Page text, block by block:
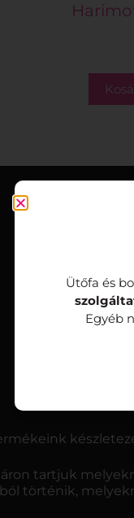
tartjuk
történik,
Ütőfa és
Egyéb